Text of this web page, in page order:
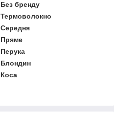
Без бренду
Термоволокно
Середня
Пряме
Перука
Блондин
Коса